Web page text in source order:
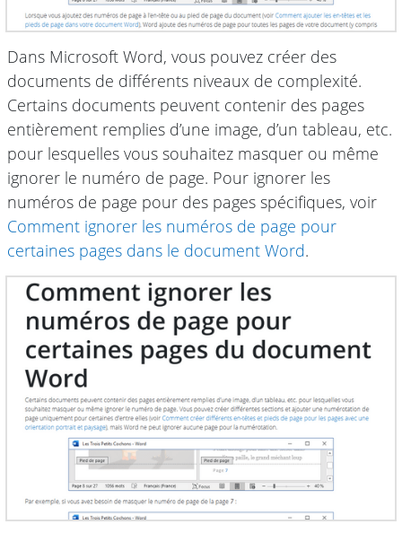
Dans Microsoft Word, vous pouvez créer des
documents de différents niveaux de complexité.
Certains documents peuvent contenir des pages
entièrement remplies d’une image, d’un tableau, etc.
pour lesquelles vous souhaitez masquer ou même
ignorer le numéro de page. Pour ignorer les
numéros de page pour des pages spécifiques, voir
Comment ignorer les numéros de page pour
certaines pages dans le document Word.